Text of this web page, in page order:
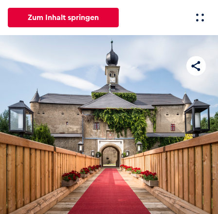
Zum Inhalt springen
Alle Events Erlebnisse
News
Alle anzeigen
Events
Alle anzeigen